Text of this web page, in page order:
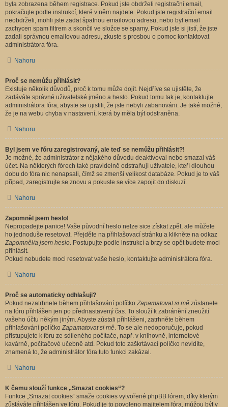
byla zobrazena během registrace. Pokud jste obdrželi registrační email,
pokračujte podle instrukcí, které v něm najdete. Pokud jste registrační email
neobdrželi, mohli jste zadat špatnou emailovou adresu, nebo byl email
zachycen spam filtrem a skončil ve složce se spamy. Pokud jste si jistí, že jste
zadali správnou emailovou adresu, zkuste s prosbou o pomoc kontaktovat
administrátora fóra.
Nahoru
Proč se nemůžu přihlásit?
Existuje několik důvodů, proč k tomu může dojít. Nejdříve se ujistěte, že
zadáváte správné uživatelské jméno a heslo. Pokud tomu tak je, kontaktujte
administrátora fóra, abyste se ujistili, že jste nebyli zabanováni. Je také možné,
že je na webu chyba v nastavení, která by měla být odstraněna.
Nahoru
Byl jsem ve fóru zaregistrovaný, ale teď se nemůžu přihlásit?!
Je možné, že administrátor z nějakého důvodu deaktivoval nebo smazal váš
účet. Na některých fórech také pravidelně odstraňují uživatele, kteří dlouhou
dobu do fóra nic nenapsali, čímž se zmenší velikost databáze. Pokud je to váš
případ, zaregistrujte se znovu a pokuste se více zapojit do diskuzí.
Nahoru
Zapomněl jsem heslo!
Nepropadejte panice! Vaše původní heslo nelze sice získat zpět, ale můžete
ho jednoduše resetovat. Přejděte na přihlašovací stránku a klikněte na odkaz
Zapomněl/a jsem heslo. Postupujte podle instrukcí a brzy se opět budete moci
přihlásit.
Pokud nebudete moci resetovat vaše heslo, kontaktujte administrátora fóra.
Nahoru
Proč se automaticky odhlašuji?
Pokud nezatrhnete během přihlašování políčko Zapamatovat si mě zůstanete
na fóru přihlášen jen po přednastavený čas. To slouží k zabránění zneužití
vašeho účtu někým jiným. Abyste zůstali přihlášeni, zatrhněte během
přihlašování políčko Zapamatovat si mě. To se ale nedoporučuje, pokud
přistupujete k fóru ze sdíleného počítače, např. v knihovně, internetové
kavárně, počítačové učebně atd. Pokud toto zaškrtávací políčko nevidíte,
znamená to, že administrátor fóra tuto funkci zakázal.
Nahoru
K čemu slouží funkce „Smazat cookies“?
Funkce „Smazat cookies“ smaže cookies vytvořené phpBB fórem, díky kterým
zůstáváte přihlášen ve fóru. Pokud je to povoleno majitelem fóra, můžou být v